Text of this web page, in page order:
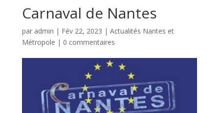
Carnaval de Nantes
par admin | Fév 22, 2023 | Actualités Nantes et
Métropole | 0 commentaires